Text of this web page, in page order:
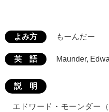
よみ方 もーんだー
英 語 Maunder,
説 明
エドワード・モーンダー